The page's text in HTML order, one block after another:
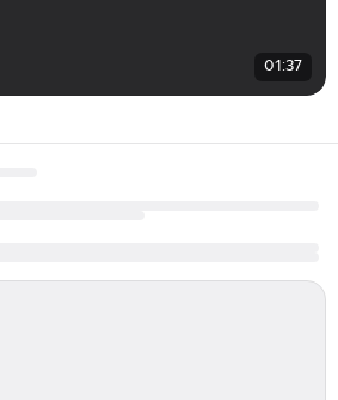
01:37